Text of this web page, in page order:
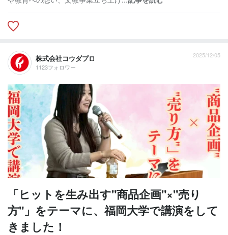
株式会社コウダプロ
1123フォロワー
2025/12/05
「ヒットを生み出す"商品企画"×"売り
方"」をテーマに、福岡大学で講演をして
きました！